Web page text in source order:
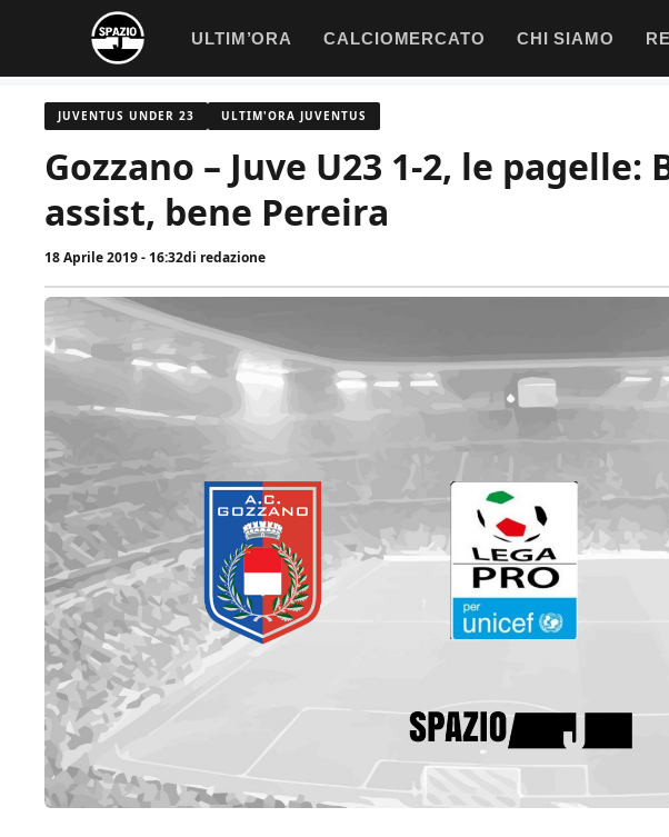
contenuto
ULTIM’ORA CALCIOMERCATO CHI SIAMO
JUVENTUS UNDER 23 ULTIM'ORA JUVENTUS
Gozzano – Juve U23 1-2, le pagelle:
assist, bene Pereira
18 Aprile 2019 - 16:32di redazione